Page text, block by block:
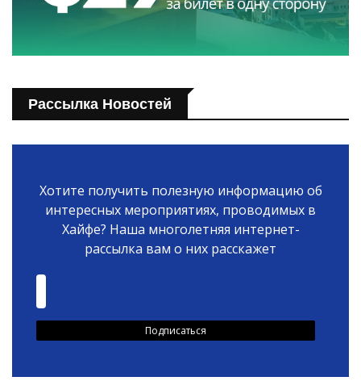
Рассылка Новостей
Хотите получить полезную информацию об
интересных мероприятиях, проводимых в
Хайфе? Наша многолетняя интернет-
рассылка вам о них расскажет